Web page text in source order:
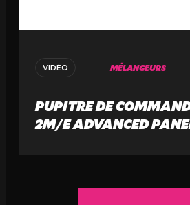
VIDÉO MÉLANGEURS
PUPITRE DE
2M/E ADVANCED